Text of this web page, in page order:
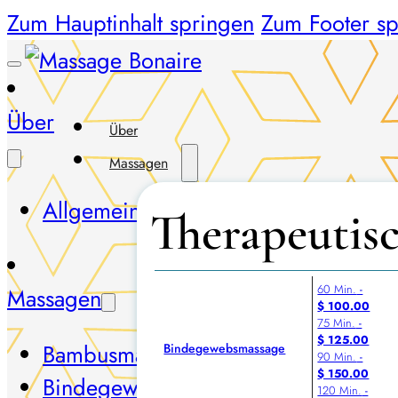
Zum Hauptinhalt springen Zum Footer
Über
Massagen
Bindegewebsmassage
60 Min. -
$ 100.00
75 Min. -
$ 125.00
90 Min. -
$ 150.00
120 Min. -
Über
Allgemeine Geschäftsbedingungen
Massagen
Bambusmassage
Bindegewebsmassage